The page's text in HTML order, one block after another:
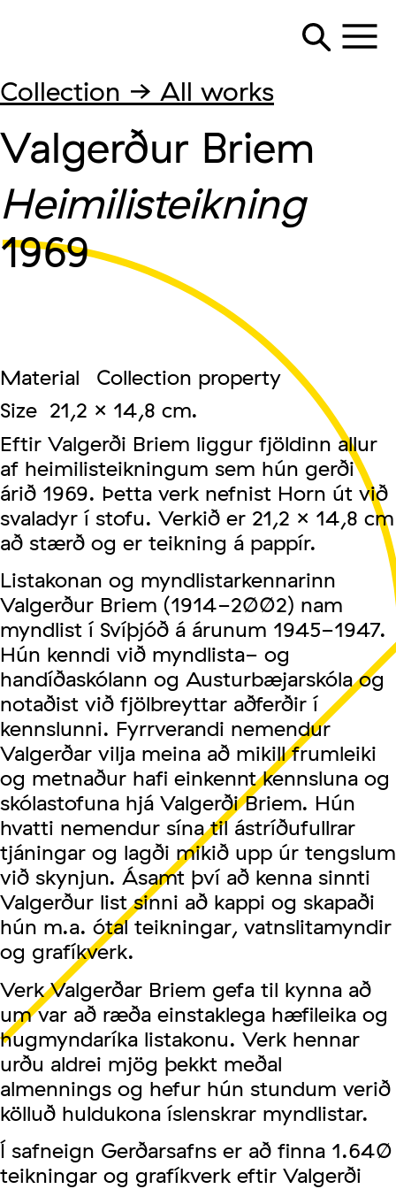
Collection → All works
Valgerður Briem
Heimilisteikning
1969
Material
Collection property
Size 21,2 x 14,8 cm.
Eftir Valgerði Briem liggur fjöldinn allur
af heimilisteikningum sem hún gerði
árið 1969. Þetta verk nefnist Horn út við
svaladyr í stofu. Verkið er 21,2 x 14,8 cm
að stærð og er teikning á pappír.
Listakonan og myndlistarkennarinn
Valgerður Briem (1914-2002) nam
myndlist í Svíþjóð á árunum 1945-1947.
Hún kenndi við myndlista- og
handíðaskólann og Austurbæjarskóla og
notaðist við fjölbreyttar aðferðir í
kennslunni. Fyrrverandi nemendur
Valgerðar vilja meina að mikill frumleiki
og metnaður hafi einkennt kennsluna og
skólastofuna hjá Valgerði Briem. Hún
hvatti nemendur sína til ástríðufullrar
tjáningar og lagði mikið upp úr tengslum
við skynjun. Ásamt því að kenna sinnti
Valgerður list sinni að kappi og skapaði
hún m.a. ótal teikningar, vatnslitamyndir
og grafíkverk.
Verk Valgerðar Briem gefa til kynna að
um var að ræða einstaklega hæfileika og
hugmyndaríka listakonu. Verk hennar
urðu aldrei mjög þekkt meðal
almennings og hefur hún stundum verið
kölluð huldukona íslenskrar myndlistar.
Í safneign Gerðarsafns er að finna 1.640
teikningar og grafíkverk eftir Valgerði